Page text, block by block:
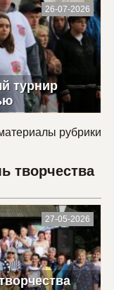
26-07-2026
турнир
рубрики
творчества
27-05-2026